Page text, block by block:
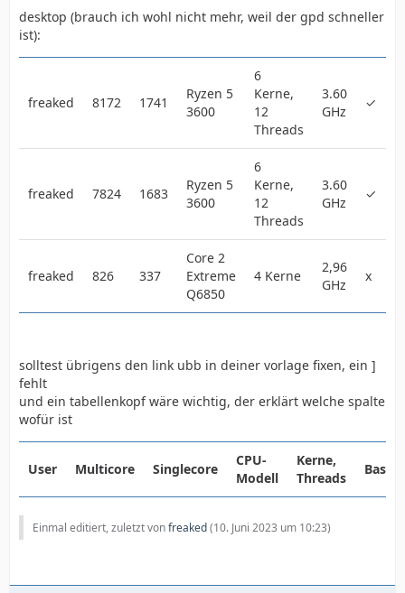
desktop (brauch ich wohl nicht mehr, weil der gpd schneller
ist):
freaked 8172 1741
Ryzen 5
3600
6
Kerne,
12
Threads
3.60
GHz
✓
freaked 7824 1683
Ryzen 5
3600
6
Kerne,
12
Threads
3.60
GHz
✓
freaked 826 337
Core 2
Extreme
Q6850
4 Kerne
2,96
GHz
x
solltest übrigens den link ubb in deiner vorlage fixen, ein ]
fehlt
und ein tabellenkopf wäre wichtig, der erklärt welche spalte
wofür ist
User Multicore Singlecore
CPU-
Modell
Kerne,
Threads
Einmal editiert, zuletzt vonfreaked(10. Juni 2023 um 10:23)